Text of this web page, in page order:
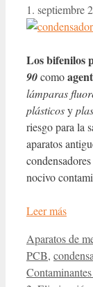
1. septiembre
Los bifenilos
90como
lámparas
plásticosy
riesgo para la
aparatos
nocivo
Leer más
Categorías
Aparatos de
PCB,